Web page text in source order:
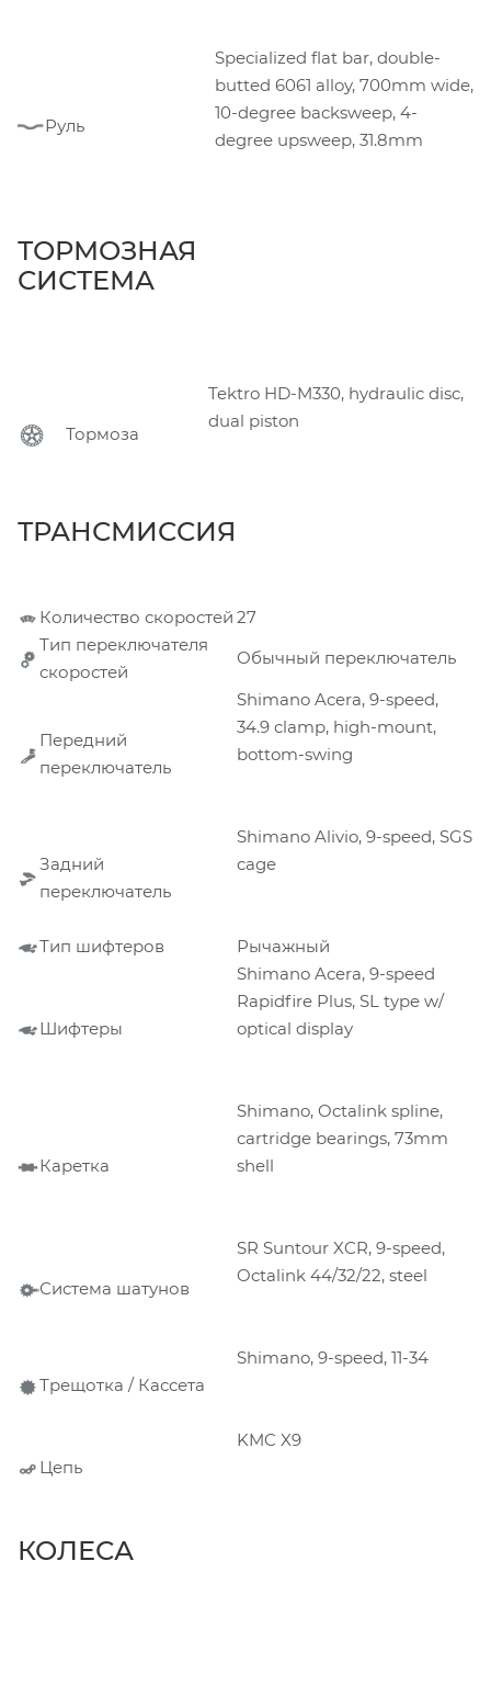
Руль
Specialized flat bar, double-
butted 6061 alloy, 700mm wide,
10-degree backsweep, 4-
degree upsweep, 31.8mm
ТОРМОЗНАЯ
СИСТЕМА
Тормоза
Tektro HD-M330, hydraulic disc,
dual piston
ТРАНСМИССИЯ
Количество скоростей 27
Тип переключателя
скоростей
Обычный переключатель
Передний
переключатель
Shimano Acera, 9-speed,
34.9 clamp, high-mount,
bottom-swing
Задний
переключатель
Shimano Alivio, 9-speed, SGS
cage
Тип шифтеров Рычажный
Шифтеры
Shimano Acera, 9-speed
Rapidfire Plus, SL type w/
optical display
Каретка
Shimano, Octalink spline,
cartridge bearings, 73mm
shell
Система шатунов
SR Suntour XCR, 9-speed,
Octalink 44/32/22, steel
Трещотка / Кассета
Shimano, 9-speed, 11-34
Цепь
KMC X9
КОЛЕСА